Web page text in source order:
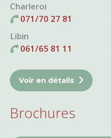
Charleroi
071/70 27 81
Libin
061/65 81 11
Voir en détails
Brochures